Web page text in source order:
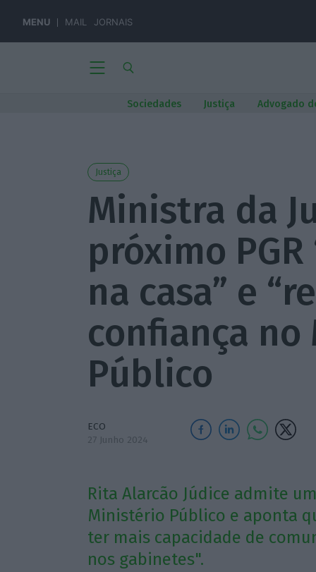
MENU MAIL JORNAIS
Sociedades Justiça Advogado
Justiça
Ministra da
próximo
na casa” e
confiança
Público
ECO
27 Junho 2024
Rita Alarcão Júdice admite
Ministério Público e aponta
ter mais capacidade de
nos gabinetes".